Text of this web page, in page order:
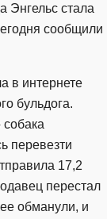
Энгельс стала
сообщили
в интернете
бульдога.
перевезти
17,2
перестал
обманули, и